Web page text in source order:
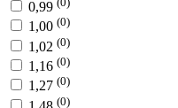
0,99
1,00 (0)
1,02 (0)
1,16 (0)
1,27 (0)
(0)